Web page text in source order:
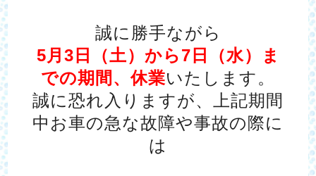
誠に勝手ながら
5月3日（土）から7日（水）ま
での期間、休業いたします。
誠に恐れ入りますが、上記期間
中お車の急な故障や事故の際に
は